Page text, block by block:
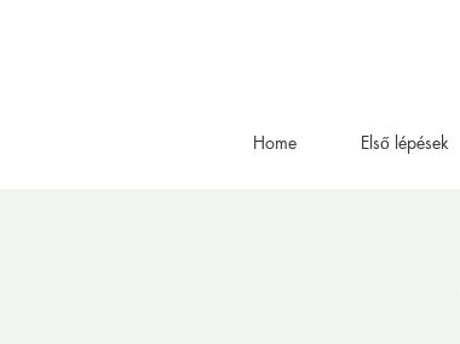
Home Első lépések